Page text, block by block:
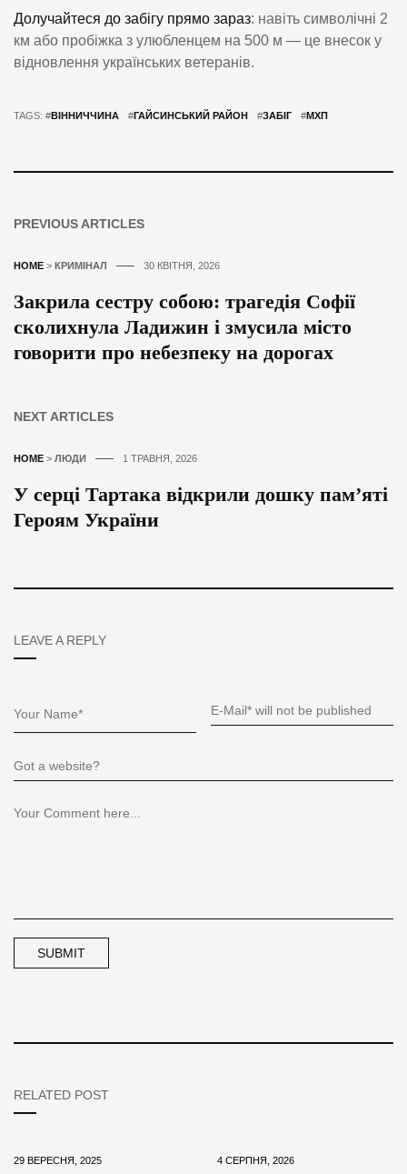
Долучайтеся до забігу прямо зараз: навіть символічні 2
км або пробіжка з улюбленцем на 500 м — це внесок у
відновлення українських ветеранів.
TAGS: #ВІННИЧЧИНА #ГАЙСИНСЬКИЙ РАЙОН #ЗАБІГ #МХП
PREVIOUS ARTICLES
HOME > КРИМІНАЛ 30 КВІТНЯ, 2026
Закрила сестру собою: трагедія Софії
сколихнула Ладижин і змусила місто
говорити про небезпеку на дорогах
NEXT ARTICLES
HOME > ЛЮДИ 1 ТРАВНЯ, 2026
У серці Тартака відкрили дошку пам’яті
Героям України
LEAVE A REPLY
RELATED POST
29 ВЕРЕСНЯ, 2025 4 СЕРПНЯ, 2026